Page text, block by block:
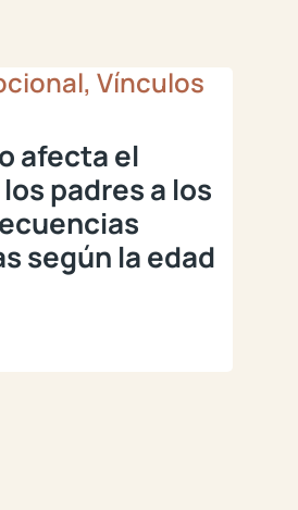
Vínculos
afecta el
padres a los
según la edad